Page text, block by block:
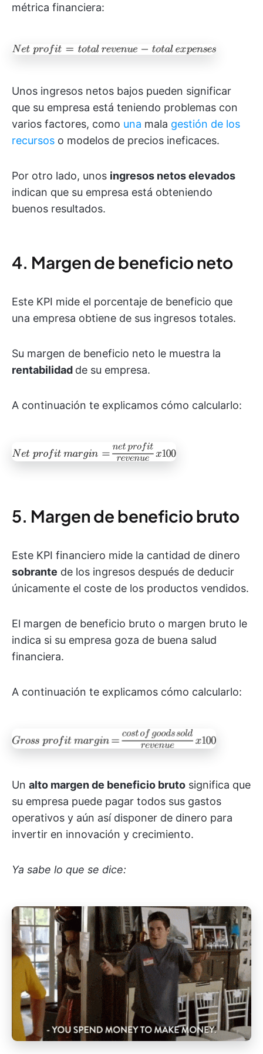
métrica financiera:
Unos ingresos netos bajos pueden significar
que su empresa está teniendo problemas con
varios factores, como una mala gestión de los
recursos o modelos de precios ineficaces.
Por otro lado, unos ingresos netos elevados
indican que su empresa está obteniendo
buenos resultados.
4. Margen de beneficio neto
Este KPI mide el porcentaje de beneficio que
una empresa obtiene de sus ingresos totales.
Su margen de beneficio neto le muestra la
rentabilidad de su empresa.
A continuación te explicamos cómo calcularlo:
5. Margen de beneficio bruto
Este KPI financiero mide la cantidad de dinero
sobrante de los ingresos después de deducir
únicamente el coste de los productos vendidos.
El margen de beneficio bruto o margen bruto le
indica si su empresa goza de buena salud
financiera.
A continuación te explicamos cómo calcularlo:
Un alto margen de beneficio bruto significa que
su empresa puede pagar todos sus gastos
operativos y aún así disponer de dinero para
invertir en innovación y crecimiento.
Ya sabe lo que se dice: